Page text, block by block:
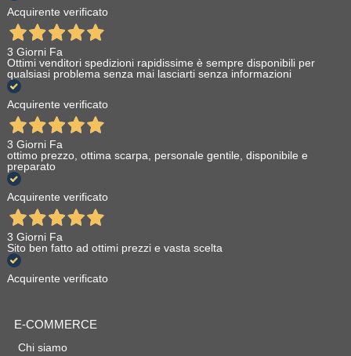
Acquirente verificato
3 Giorni Fa
Ottimi venditori spedizioni rapidissime è sempre disponibili per
qualsiasi problema senza mai lasciarti senza informazioni
Acquirente verificato
3 Giorni Fa
ottimo prezzo, ottima scarpa, personale gentile, disponibile e
preparato
Acquirente verificato
3 Giorni Fa
Sito ben fatto ad ottimi prezzi e vasta scelta
Acquirente verificato
E-COMMERCE
Chi siamo